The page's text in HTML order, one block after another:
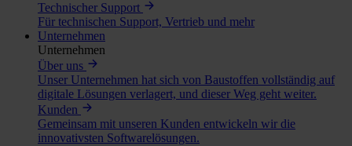
Technischer Support
Für technischen Support, Vertrieb und mehr
Unternehmen
Unternehmen
Über uns
Unser Unternehmen hat sich von Baustoffen vollständig auf
digitale Lösungen verlagert, und dieser Weg geht weiter.
Kunden
Gemeinsam mit unseren Kunden entwickeln wir die
innovativsten Softwarelösungen.